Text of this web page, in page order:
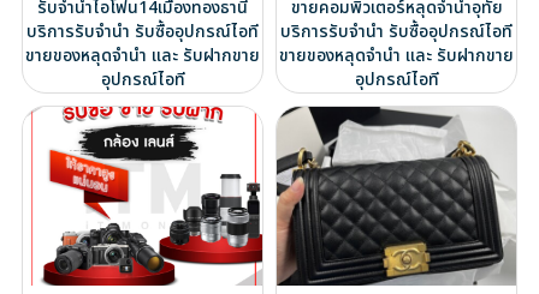
รับจำนำไอโฟน14เมืองทองธานี
บริการรับจำนำ รับซื้ออุปกรณ์ไอที
ขายของหลุดจำนำ และ รับฝากขาย
อุปกรณ์ไอที
ขายคอมพิวเตอร์หลุดจำนำอุทัย
บริการรับจำนำ รับซื้ออุปกรณ์ไอที
ขายของหลุดจำนำ และ รับฝากขาย
อุปกรณ์ไอที